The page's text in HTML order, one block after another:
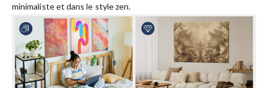
minimaliste et dans le style zen.